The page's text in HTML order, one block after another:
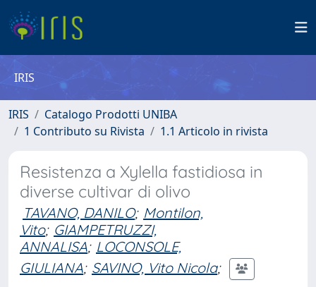
IRIS
IRIS
Catalogo Prodotti UNIBA
1 Contributo su Rivista
1.1 Articolo in rivista
Resistenza a Xylella fastidiosa in
diverse cultivar di olivo
TAVANO, DANILO; Montilon,
Vito; GIAMPETRUZZI,
ANNALISA; LOCONSOLE,
GIULIANA; SAVINO, Vito Nicola;